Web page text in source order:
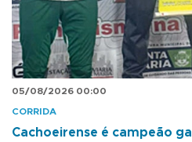
05/08/2026 00:00
CORRIDA
Cachoeirense é campeão